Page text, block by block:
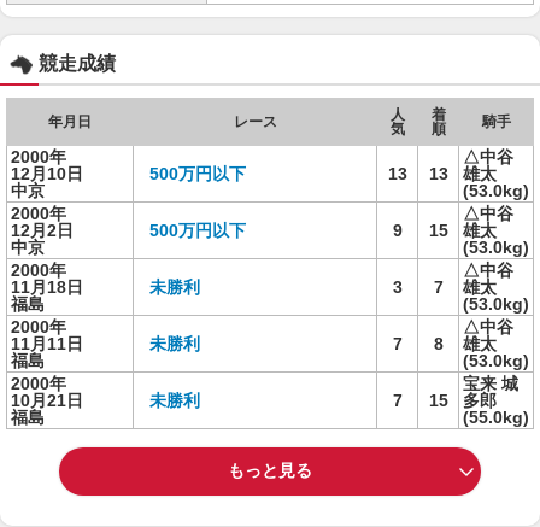
競走成績
年月日 レース
人
気
着
順
騎手
2000年
12月10日
中京
500万円以下 13 13
△中谷
雄太
(53.0kg)
2000年
12月2日
中京
500万円以下 9 15
△中谷
雄太
(53.0kg)
2000年
11月18日
福島
未勝利 3 7
△中谷
雄太
(53.0kg)
2000年
11月11日
福島
未勝利 7 8
△中谷
雄太
(53.0kg)
2000年
10月21日
福島
未勝利 7 15
宝来 城
多郎
(55.0kg)
もっと見る